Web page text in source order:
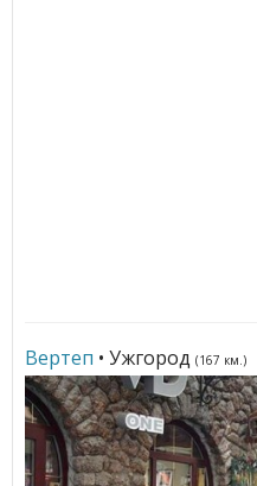
Вертеп • Ужгород (167 км.)